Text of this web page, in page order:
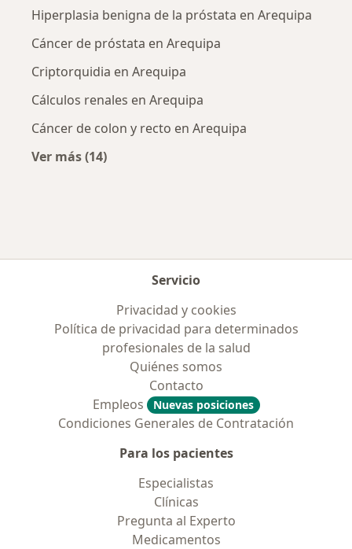
Hiperplasia benigna de la próstata en Arequipa
Cáncer de próstata en Arequipa
Criptorquidia en Arequipa
Cálculos renales en Arequipa
Cáncer de colon y recto en Arequipa
Ver más (14)
Servicio
Privacidad y cookies
Política de privacidad para determinados
profesionales de la salud
Quiénes somos
Contacto
Empleos
Nuevas posiciones
Condiciones Generales de Contratación
Para los pacientes
Especialistas
Clínicas
Pregunta al Experto
Medicamentos